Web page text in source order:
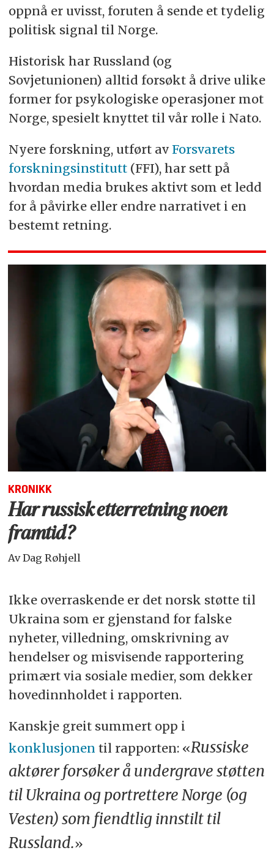
oppnå er uvisst, foruten å sende et tydelig
politisk signal til Norge.
Historisk har Russland (og
Sovjetunionen) alltid forsøkt å drive ulike
former for psykologiske operasjoner mot
Norge, spesielt knyttet til vår rolle i Nato.
Nyere forskning, utført av Forsvarets
forskningsinstitutt(FFI), har sett på
hvordan media brukes aktivt som et ledd
for å påvirke eller endre narrativet i en
bestemt retning.
KRONIKK
Har russisk etterretning noen
framtid?
Av Dag Røhjell
Ikke overraskende er det norsk støtte til
Ukraina som er gjenstand for falske
nyheter, villedning, omskrivning av
hendelser og misvisende rapportering
primært via sosiale medier, som dekker
hovedinnholdet i rapporten.
Kanskje greit summert opp i
konklusjonen til rapporten: «Russiske
aktører forsøker å undergrave støtten
til Ukraina og portrettere Norge (og
Vesten) som fiendtlig innstilt til
Russland.»